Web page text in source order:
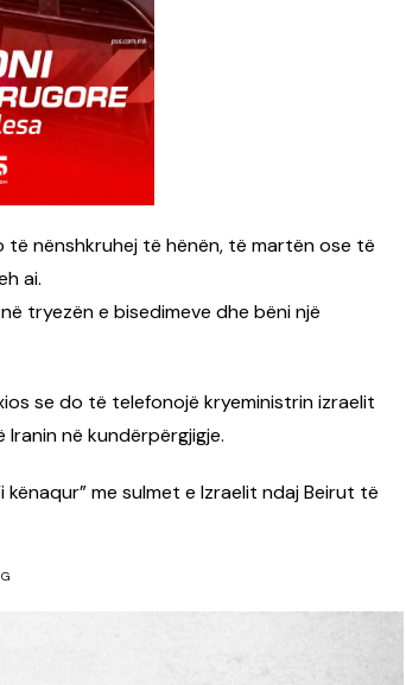
të nënshkruhej të hënën, të martën ose të
ai.
tryezën e bisedimeve dhe bëni një
se do të telefonojë kryeministrin izraelit
Iranin në kundërpërgjigje.
me sulmet e Izraelit ndaj Beirut të